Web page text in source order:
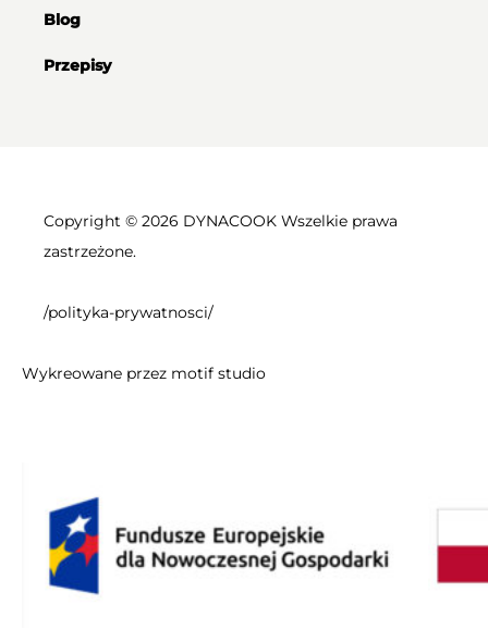
Blog
Przepisy
Copyright © 2026 DYNACOOK Wszelkie prawa
zastrzeżone.
/polityka-prywatnosci/
Wykreowane przez motif studio